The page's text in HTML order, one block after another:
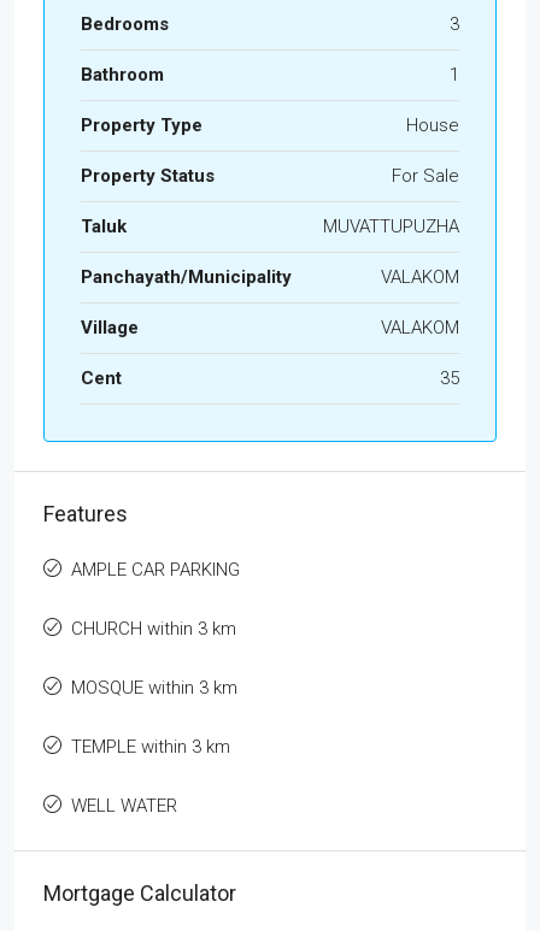
Bedrooms 3
Bathroom 1
Property Type House
Property Status For Sale
Taluk MUVATTUPUZHA
Panchayath/Municipality VALAKOM
Village VALAKOM
Cent 35
Features
AMPLE CAR PARKING
CHURCH within 3 km
MOSQUE within 3 km
TEMPLE within 3 km
WELL WATER
Mortgage Calculator